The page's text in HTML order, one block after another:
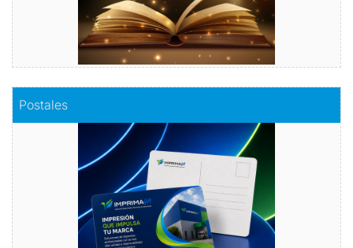
Postales
Dale vida a tus emociones con nuestras
postales.
Comprar
Comprar